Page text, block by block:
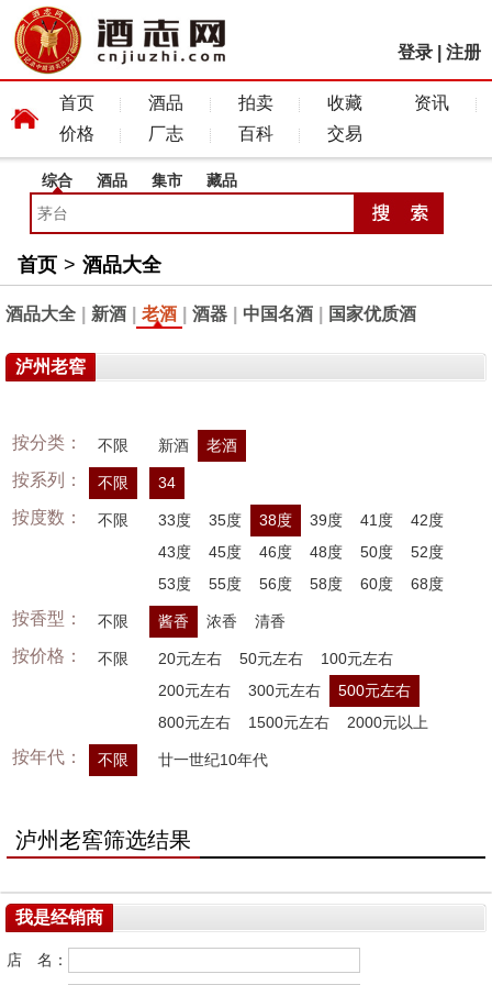
登录 注册
首页 酒品 拍卖 收藏
资讯
价格
厂志 百科 交易
综合 酒品 集市 藏品
首页 > 酒品大全
酒品大全 新酒 老酒 酒器 中国名酒 国家优质酒
泸州老窖
按分类： 不限 新酒 老酒
按系列： 不限 34
按度数： 不限 33度 35度 38度 39度 41度
42度
43度
45度 46度 48度 50度
52度
53度
55度 56度 58度 60度 68度
按香型： 不限 酱香 浓香 清香
按价格： 不限 20元左右 50元左右
100元左右
200元左右
300元左右
500元左右
800元左右
1500元左右 2000元以上
按年代： 不限 廿一世纪10年代
泸州老窖筛选结果
我是经销商
店 名：